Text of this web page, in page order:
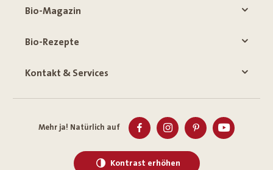
Bio-Magazin
Bio-Rezepte
Kontakt & Services
Mehr ja! Natürlich auf
Kontrast erhöhen